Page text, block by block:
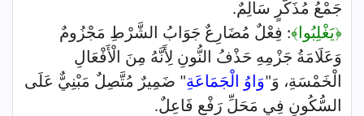
جَمْعُ مُذَكَّرٍ سَالِمٌ.
﴿يَغْلِبُوا﴾: فِعْلٌ مُضَارِعٌ جَوَابُ الشَّرْطِ مَجْزُومٌ
وَعَلَامَةُ جَزْمِهِ حَذْفُ النُّونِ لِأَنَّهُ مِنَ الْأَفْعَالِ
الْخَمْسَةِ، وَ"وَاوُ الْجَمَاعَةِ" ضَمِيرٌ مُتَّصِلٌ مَبْنِيٌّ عَلَى
السُّكُونِ فِي مَحَلِّ رَفْعٍ فَاعِلٌ.